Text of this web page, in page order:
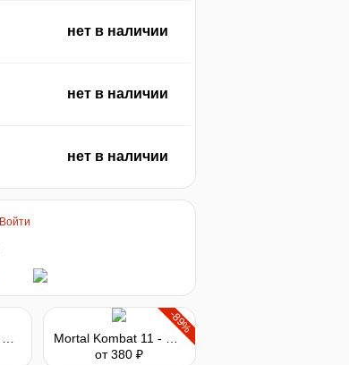
нет в наличии
нет в наличии
нет в наличии
Войти
-89%
от 380 ₽